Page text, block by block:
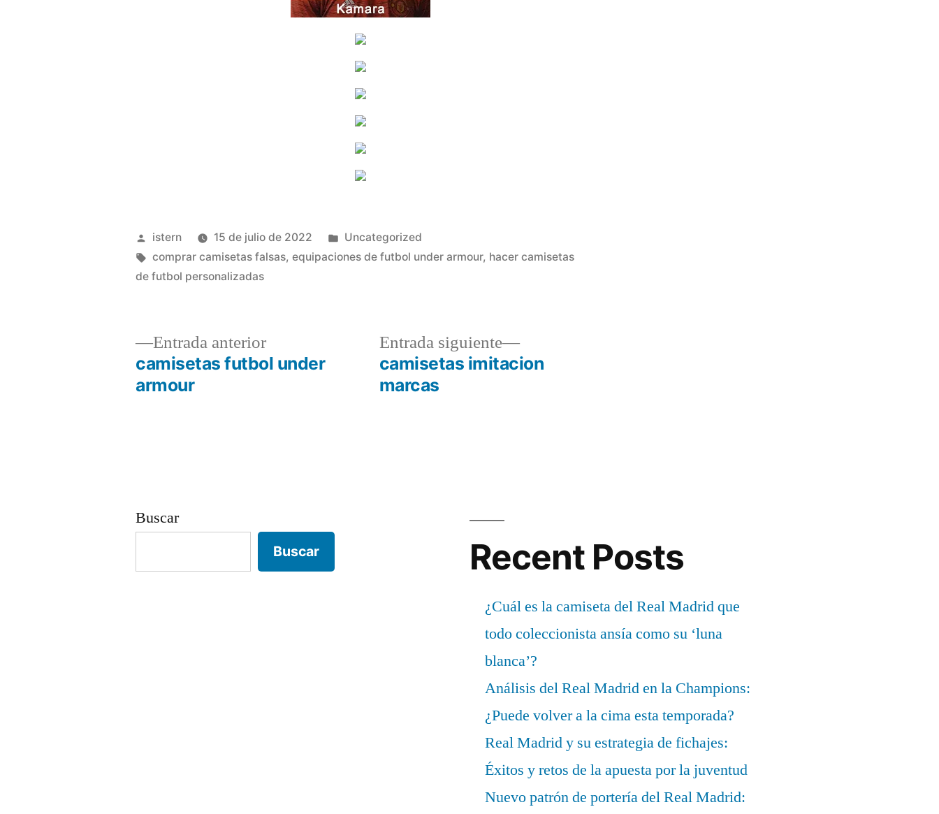
Publicado
por
istern 15 de julio de 2022
Publicado
en
Uncategorized
Etiquetas:
comprar camisetas falsas,equipaciones de futbol under armour, hacer camisetas
de futbol personalizadas
Navegación
Entrada anteriorEntrada
anterior:
camisetas futbol under
armour
Entrada siguiente
Entrada
siguiente:
camisetas imitacion
marcas
Buscar
Buscar Recent Posts
¿Cuál es la camiseta del Real Madrid que
todo coleccionista ansía como su ‘luna
blanca’?
Análisis del Real Madrid en la Champions:
¿Puede volver a la cima esta temporada?
Real Madrid y su estrategia de fichajes:
Éxitos y retos de la apuesta por la juventud
Nuevo patrón de portería del Real Madrid: